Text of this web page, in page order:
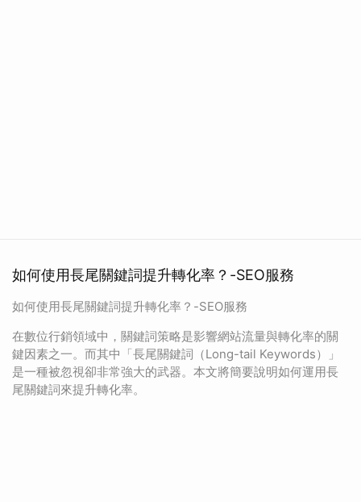
如何使用長尾關鍵詞提升轉化率？-SEO服務
如何使用長尾關鍵詞提升轉化率？-SEO服務
在數位行銷領域中，關鍵詞策略是影響網站流量與轉化率的關
鍵因素之一。而其中「長尾關鍵詞（Long-tail Keywords）」
是一種被忽視卻非常強大的武器。本文將簡要說明如何運用長
尾關鍵詞來提升轉化率。